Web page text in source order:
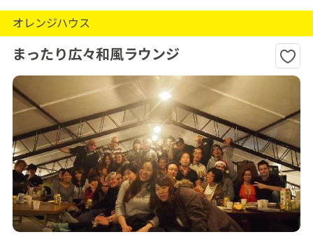
オレンジハウス
まったり広々和風ラウンジ